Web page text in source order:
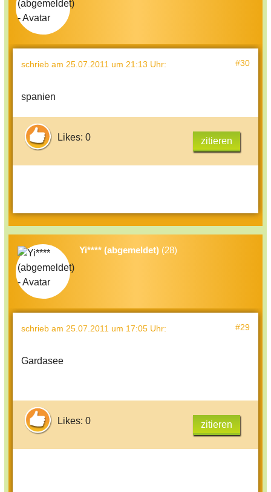
schrieb am 25.07.2011 um 21:13 Uhr: #30
spanien
Likes: 0 zitieren
Yi**** (abgemeldet) (28)
schrieb am 25.07.2011 um 17:05 Uhr: #29
Gardasee
Likes: 0 zitieren